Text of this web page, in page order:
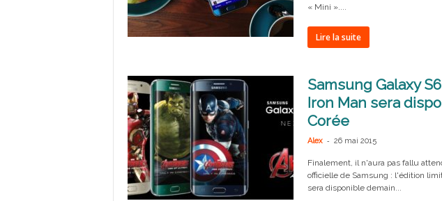
« Mini »....
Lire la suite
Samsung Galaxy
Iron Man sera
Corée
Alex - 26 mai 2015
Finalement, il n'aura pas fallu
officielle de Samsung : l'édition
sera disponible demain...